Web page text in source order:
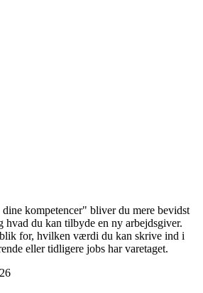
kompetencer" bliver du mere bevidst
hvad du kan tilbyde en ny arbejdsgiver.
for, hvilken værdi du kan skrive ind i
eller tidligere jobs har varetaget.